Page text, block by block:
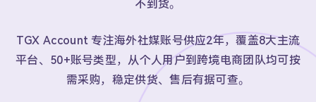
不到货。
TGX Account 专注海外社媒账号供应2年，覆盖8大主流
平台、50+账号类型，从个人用户到跨境电商团队均可按
需采购，稳定供货、售后有据可查。